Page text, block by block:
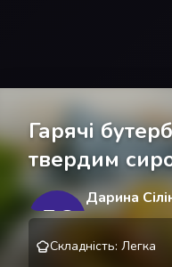
Гарячі
твердим
ДС
Дарина
Складність: Легка